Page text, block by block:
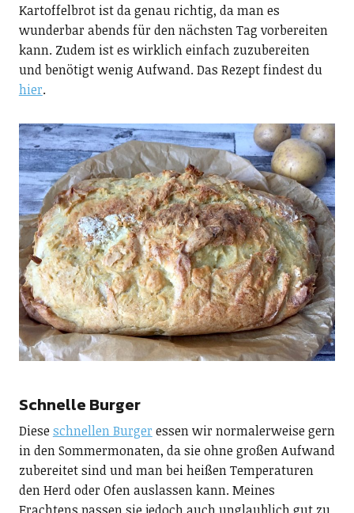
Kartoffelbrot ist da genau richtig, da man es
wunderbar abends für den nächsten Tag vorbereiten
kann. Zudem ist es wirklich einfach zuzubereiten
und benötigt wenig Aufwand. Das Rezept findest du
hier.
Schnelle Burger
Dieseschnellen Burger essen wir normalerweise gern
in den Sommermonaten, da sie ohne großen Aufwand
zubereitet sind und man bei heißen Temperaturen
den Herd oder Ofen auslassen kann. Meines